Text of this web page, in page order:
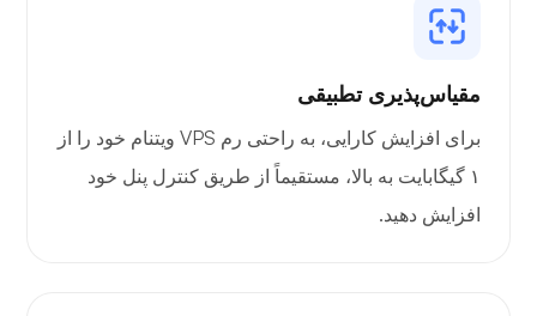
مقیاس‌پذیری تطبیقی
برای افزایش کارایی، به راحتی رم VPS ویتنام خود را از
۱ گیگابایت به بالا، مستقیماً از طریق کنترل پنل خود
افزایش دهید.